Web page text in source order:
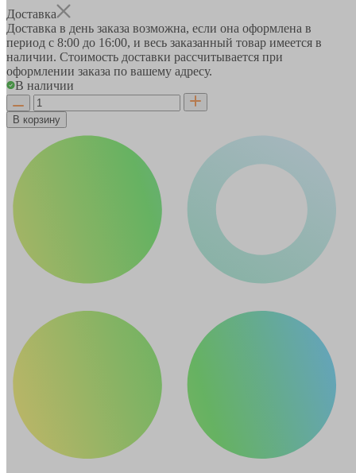
Доставка
Доставка в день заказа возможна, если она оформлена в
период с 8:00 до 16:00, и весь заказанный товар имеется в
наличии. Стоимость доставки рассчитывается при
оформлении заказа по вашему адресу.
В наличии
В корзину